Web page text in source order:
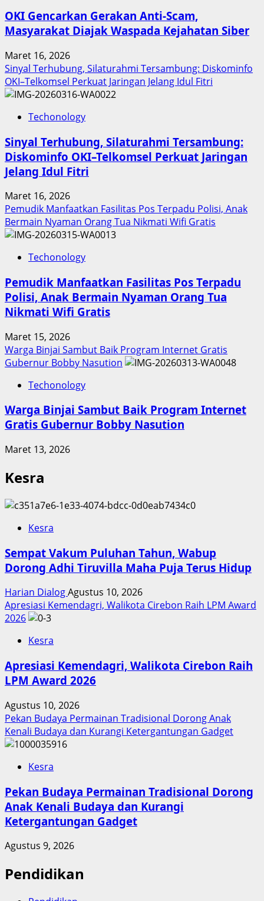
Sumut
Berbuah
Penghargaan
Nasional
OKI Gencarkan Gerakan Anti-Scam,
Masyarakat Diajak Waspada Kejahatan Siber
Maret 16, 2026
Sinyal Terhubung, Silaturahmi Tersambung: Diskominfo
OKI–Telkomsel Perkuat Jaringan Jelang Idul Fitri
Techonology
Sinyal Terhubung, Silaturahmi Tersambung:
Diskominfo OKI–Telkomsel Perkuat Jaringan
Jelang Idul Fitri
Maret 16, 2026
Pemudik Manfaatkan Fasilitas Pos Terpadu Polisi, Anak
Bermain Nyaman Orang Tua Nikmati Wifi Gratis
Techonology
Pemudik Manfaatkan Fasilitas Pos Terpadu
Polisi, Anak Bermain Nyaman Orang Tua
Nikmati Wifi Gratis
Maret 15, 2026
Warga Binjai Sambut Baik Program Internet Gratis
Gubernur Bobby Nasution
Techonology
Warga Binjai Sambut Baik Program Internet
Gratis Gubernur Bobby Nasution
Maret 13, 2026
Kesra
Kesra
Sempat Vakum Puluhan Tahun, Wabup
Dorong Adhi Tiruvilla Maha Puja Terus Hidup
Harian DialogAgustus 10, 2026
Apresiasi Kemendagri, Walikota Cirebon Raih LPM Award
2026
Kesra
Apresiasi Kemendagri, Walikota Cirebon Raih
LPM Award 2026
Agustus 10, 2026
Pekan Budaya Permainan Tradisional Dorong Anak
Kenali Budaya dan Kurangi Ketergantungan Gadget
Kesra
Pekan Budaya Permainan Tradisional Dorong
Anak Kenali Budaya dan Kurangi
Ketergantungan Gadget
Agustus 9, 2026
Pendidikan